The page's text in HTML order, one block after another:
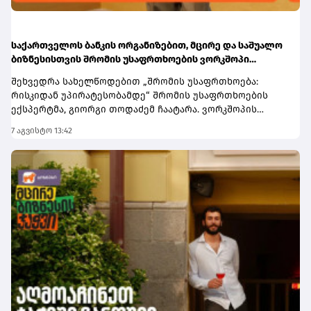
საქართველოს ბანკის ორგანიზებით, მცირე და საშუალო
ბიზნესისთვის შრომის უსაფრთხოების ვორკშოპი
შეხვედრა სახელწოდებით „შრომის უსაფრთხოება:
რისკიდან უპირატესობამდე“ შრომის უსაფრთხოების
ექსპერტმა, გიორგი თოდაძემ ჩაატარა. ვორკშოპის
იმის შესახებ, თუ როგორ იქცევა უსაფრთხოების
სტანდარტების დანერგვა ბიზნესის მდგრადი
განვითარების, ფინანსური სტაბილურობისა და
რეპუტაციის გაძლიერების ინსტრუმენტად.ღონისძიებაზე
განხილული იყო ისეთი მნიშვნელოვანი საკითხები,
როგორიცაა უსაფრთხოების ეკონომიკა და ინვესტიციის
უკუგება (ROI); როგორ გადაიქცეს უსაფრთხოება ბიზნესის
სტრატეგიულ უპირატესობად; თანამშრომელთა
რესურსების მართვა; ლიდერის როლი უსაფრთხოების
კულტურის ჩამოყალიბებაში და ნდობაზე დაფუძნებული
სამუშაო გარემოს შექმნა.მონაწილეებმა ასევე მიიღეს
პრაქტიკული რეკომენდაციები კრიზისების მართვისა და
ბიზნესის უწყვეტობის დაგეგმვის (BCP) მიმართულებით -
7 აგვისტო 13:42